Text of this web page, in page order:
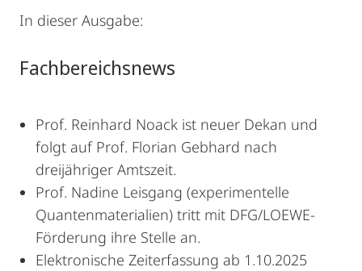
In dieser Ausgabe:
Fachbereichsnews
Prof. Reinhard Noack ist neuer Dekan und
folgt auf Prof. Florian Gebhard nach
dreijähriger Amtszeit.
Prof. Nadine Leisgang (experimentelle
Quantenmaterialien) tritt mit DFG/LOEWE-
Förderung ihre Stelle an.
Elektronische Zeiterfassung ab 1.10.2025